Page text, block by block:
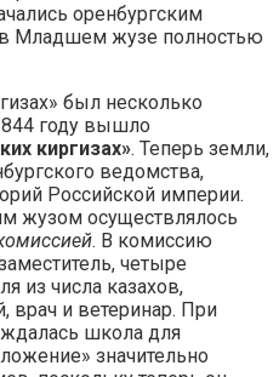
оренбургским
в Младшем жузе полностью
был несколько
году вышло
киргизах». Теперь земли,
ведомства,
Российской империи.
жузом осуществлялось
. В комиссию
четыре
из числа казахов,
врач и ветеринар. При
школа для
значительно